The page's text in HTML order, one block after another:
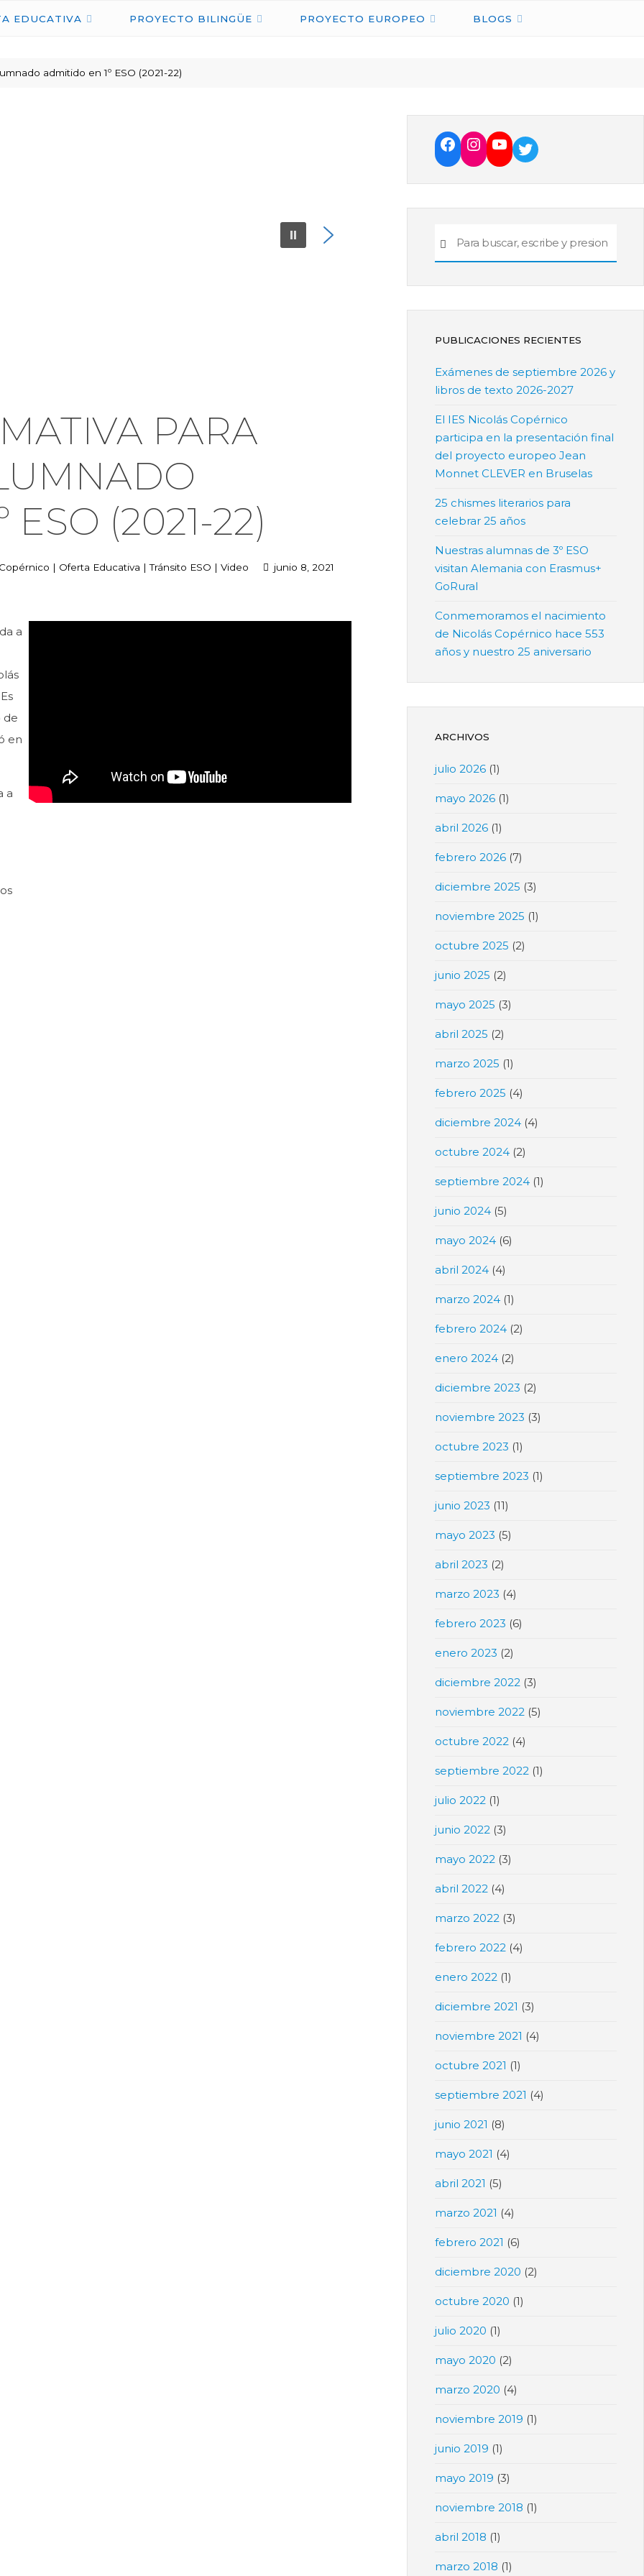
IES
COPÉRNICO
EDUCATIVA PROYECTO BILINGÜE PROYECTO EUROPEO BLOGS
admitido en 1º ESO (2021-22)
PARA
(2021-22)
| Oferta Educativa | Tránsito ESO | Video junio 8, 2021
a
de
en
a
PUBLICACIONES RECIENTES
Exámenes de septiembre 2026 y
libros de texto 2026-2027
El IES Nicolás Copérnico
participa en la presentación final
del proyecto europeo Jean
Monnet CLEVER en Bruselas
25 chismes literarios para
celebrar 25 años
Nuestras alumnas de 3º ESO
visitan Alemania con Erasmus+
GoRural
Conmemoramos el nacimiento
de Nicolás Copérnico hace 553
años y nuestro 25 aniversario
ARCHIVOS
julio 2026(1)
mayo 2026(1)
abril 2026(1)
febrero 2026(7)
diciembre 2025 (3)
noviembre 2025 (1)
octubre 2025 (2)
junio 2025 (2)
mayo 2025 (3)
abril 2025 (2)
marzo 2025 (1)
febrero 2025 (4)
diciembre 2024(4)
octubre 2024(2)
septiembre 2024(1)
junio 2024(5)
mayo 2024(6)
abril 2024(4)
marzo 2024(1)
febrero 2024(2)
enero 2024(2)
diciembre 2023 (2)
noviembre 2023 (3)
octubre 2023 (1)
septiembre 2023 (1)
junio 2023 (11)
mayo 2023 (5)
abril 2023 (2)
marzo 2023 (4)
febrero 2023 (6)
enero 2023 (2)
diciembre 2022(3)
noviembre 2022(5)
octubre 2022(4)
septiembre 2022(1)
julio 2022(1)
junio 2022(3)
mayo 2022(3)
abril 2022(4)
marzo 2022(3)
febrero 2022(4)
enero 2022(1)
diciembre 2021 (3)
noviembre 2021 (4)
octubre 2021 (1)
septiembre 2021 (4)
junio 2021 (8)
mayo 2021 (4)
abril 2021 (5)
marzo 2021 (4)
febrero 2021 (6)
diciembre 2020 (2)
octubre 2020 (1)
julio 2020 (1)
mayo 2020 (2)
marzo 2020 (4)
noviembre 2019 (1)
junio 2019 (1)
mayo 2019 (3)
noviembre 2018 (1)
abril 2018 (1)
marzo 2018 (1)